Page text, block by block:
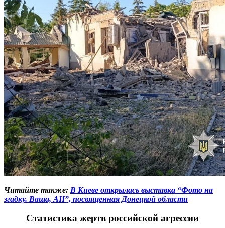
Читайте также: В Киеве открылась выставка “Фото на
згадку. Ваша, АН”, посвященная Донецкой области
Статистика жертв российской агрессии